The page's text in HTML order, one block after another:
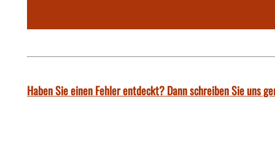
Haben Sie einen Fehler entdeckt? Dann schreiben Sie uns